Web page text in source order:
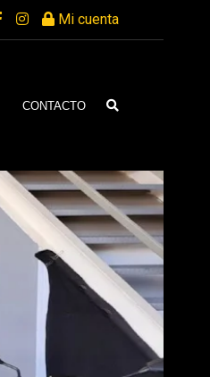
Mi cuenta
CONTACTO